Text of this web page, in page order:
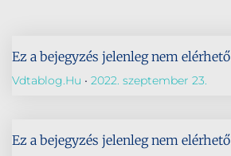
Ez a bejegyzés jelenleg nem elérhető
Vdtablog.hu 2022. szeptember 23.
Ez a bejegyzés jelenleg nem elérhető